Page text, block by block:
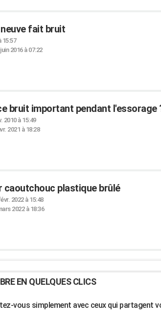
fait bruit
15:57
2016 à 07:22
bruit important pendant l'essorage
2010 à 15:49
2021 à 18:28
caoutchouc plastique brûlé
2022 à 15:48
2022 à 18:36
EN QUELQUES CLICS
vous simplement avec ceux qui partagent